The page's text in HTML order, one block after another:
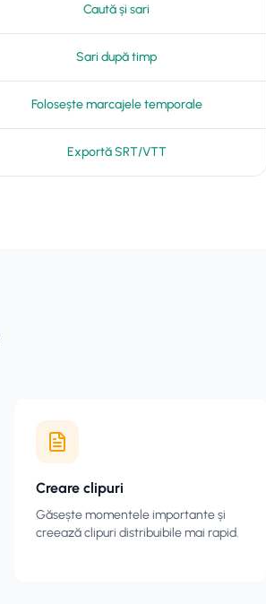
Caută și sari
Sari după timp
Folosește marcajele temporale
Exportă SRT/VTT
Creare clipuri
Găsește momentele importante și
creează clipuri distribuibile mai rapid.